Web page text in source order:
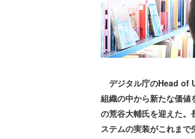
デジタル庁のHead of
組織の中から新たな価値
の荒谷大輔氏を迎えた。
ステムの実装がこれまで